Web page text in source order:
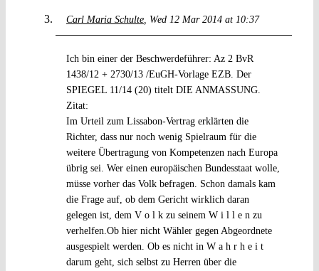
Carl Maria Schulte Wed 12 Mar 2014 at 10:37
Ich bin einer der Beschwerdeführer: Az 2 BvR
1438/12 + 2730/13 /EuGH-Vorlage EZB. Der
SPIEGEL 11/14 (20) titelt DIE ANMASSUNG.
Zitat:
Im Urteil zum Lissabon-Vertrag erklärten die
Richter, dass nur noch wenig Spielraum für die
weitere Übertragung von Kompetenzen nach Europa
übrig sei. Wer einen europäischen Bundesstaat wolle,
müsse vorher das Volk befragen. Schon damals kam
die Frage auf, ob dem Gericht wirklich daran
gelegen ist, dem V o l k zu seinem W i l l e n zu
verhelfen.Ob hier nicht Wähler gegen Abgeordnete
ausgespielt werden. Ob es nicht in W a h r h e i t
darum geht, sich selbst zu Herren über die